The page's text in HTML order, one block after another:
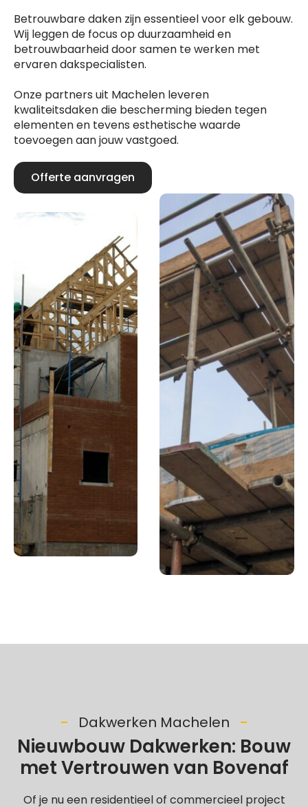
Betrouwbare daken zijn essentieel voor elk gebouw.
Wij leggen de focus op duurzaamheid en
betrouwbaarheid door samen te werken met
ervaren dakspecialisten.
Onze partners uit Machelen leveren
kwaliteitsdaken die bescherming bieden tegen
elementen en tevens esthetische waarde
toevoegen aan jouw vastgoed.
Offerte aanvragen
Dakwerken Machelen
Nieuwbouw Dakwerken: Bouw
met Vertrouwen van Bovenaf
Of je nu een residentieel of commercieel project